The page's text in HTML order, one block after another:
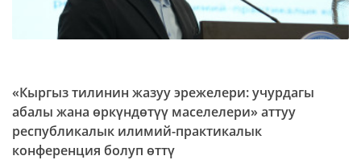
«Кыргыз тилинин жазуу эрежелери: учурдагы
абалы жана өркүндөтүү маселелери» аттуу
республикалык илимий-практикалык
конференция болуп өттү